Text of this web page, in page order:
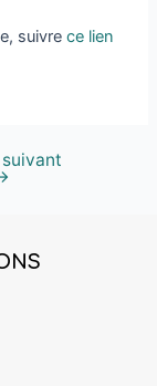
suivrece lien